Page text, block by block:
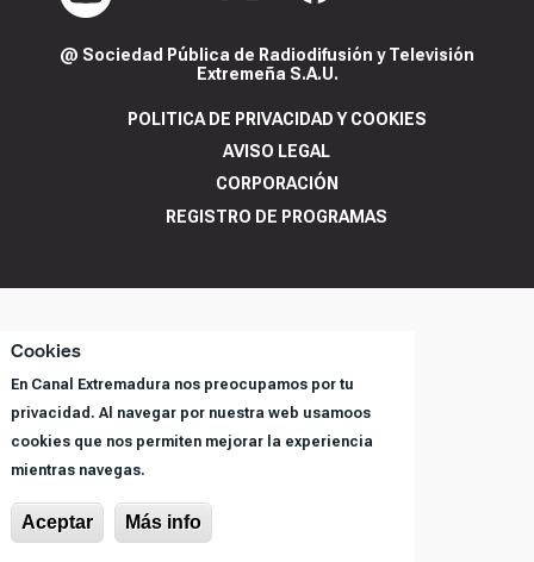
Cookies
En Canal Extremadura nos preocupamos por tu
privacidad. Al navegar por nuestra web usamoos
cookies que nos permiten mejorar la experiencia
mientras navegas.
Aceptar Más info
@ Sociedad Pública de Radiodifusión y Televisión
Extremeña S.A.U.
POLITICA DE PRIVACIDAD Y COOKIES
AVISO LEGAL
CORPORACIÓN
REGISTRO DE PROGRAMAS